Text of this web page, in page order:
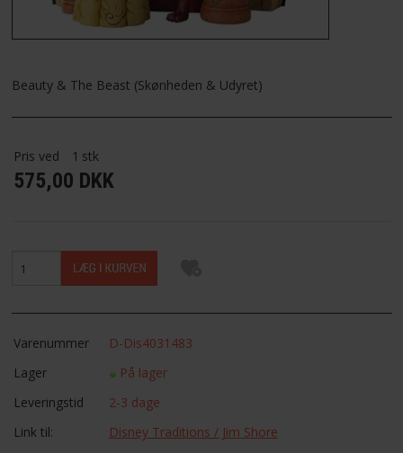
FAVORIT
FORTRYDELSESRET
Beauty & The Beast (Skønheden & Udyret)
Pris ved 1 stk
575,00 DKK
Varenummer
D-Dis4031483
Lager
På lager
Leveringstid
2-3 dage
Link til:
Disney Traditions / Jim Shore